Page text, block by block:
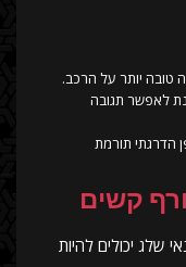
טובה יותר על הרכב.
לאפשר תגובה
הדרגתי תורמת
קשים
שלג יכולים להיות